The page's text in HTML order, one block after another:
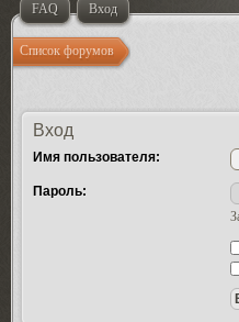
FAQ Вход
Список форумов
Вход
Имя пользователя:
Пароль: